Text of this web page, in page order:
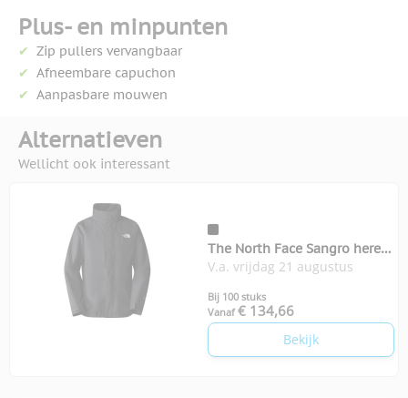
Plus- en minpunten
Zip pullers vervangbaar
Afneembare capuchon
Aanpasbare mouwen
Alternatieven
Wellicht ook interessant
The North Face Sangro heren
jas
V.a. vrijdag 21 augustus
Bij 100 stuks
Vanaf € 134,66
Bekijk